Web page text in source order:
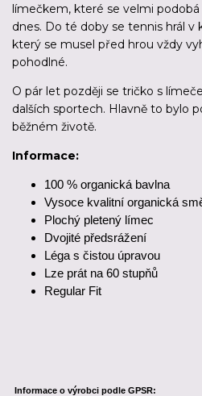
límečkem, které se velmi
dnes. Do té doby se tennis hrál v
který se musel před hrou vždy
pohodlné.
O pár let později se tričko s
dalších sportech. Hlavně to bylo
běžném životě.
Informace:
100 % organická bavlna
Vysoce kvalitní organická
Plochý pletený límec
Dvojité předsrážení
Léga s čistou úpravou
Lze prát na 60 stupňů
Regular Fit
Informace o výrobci podle GPSR: